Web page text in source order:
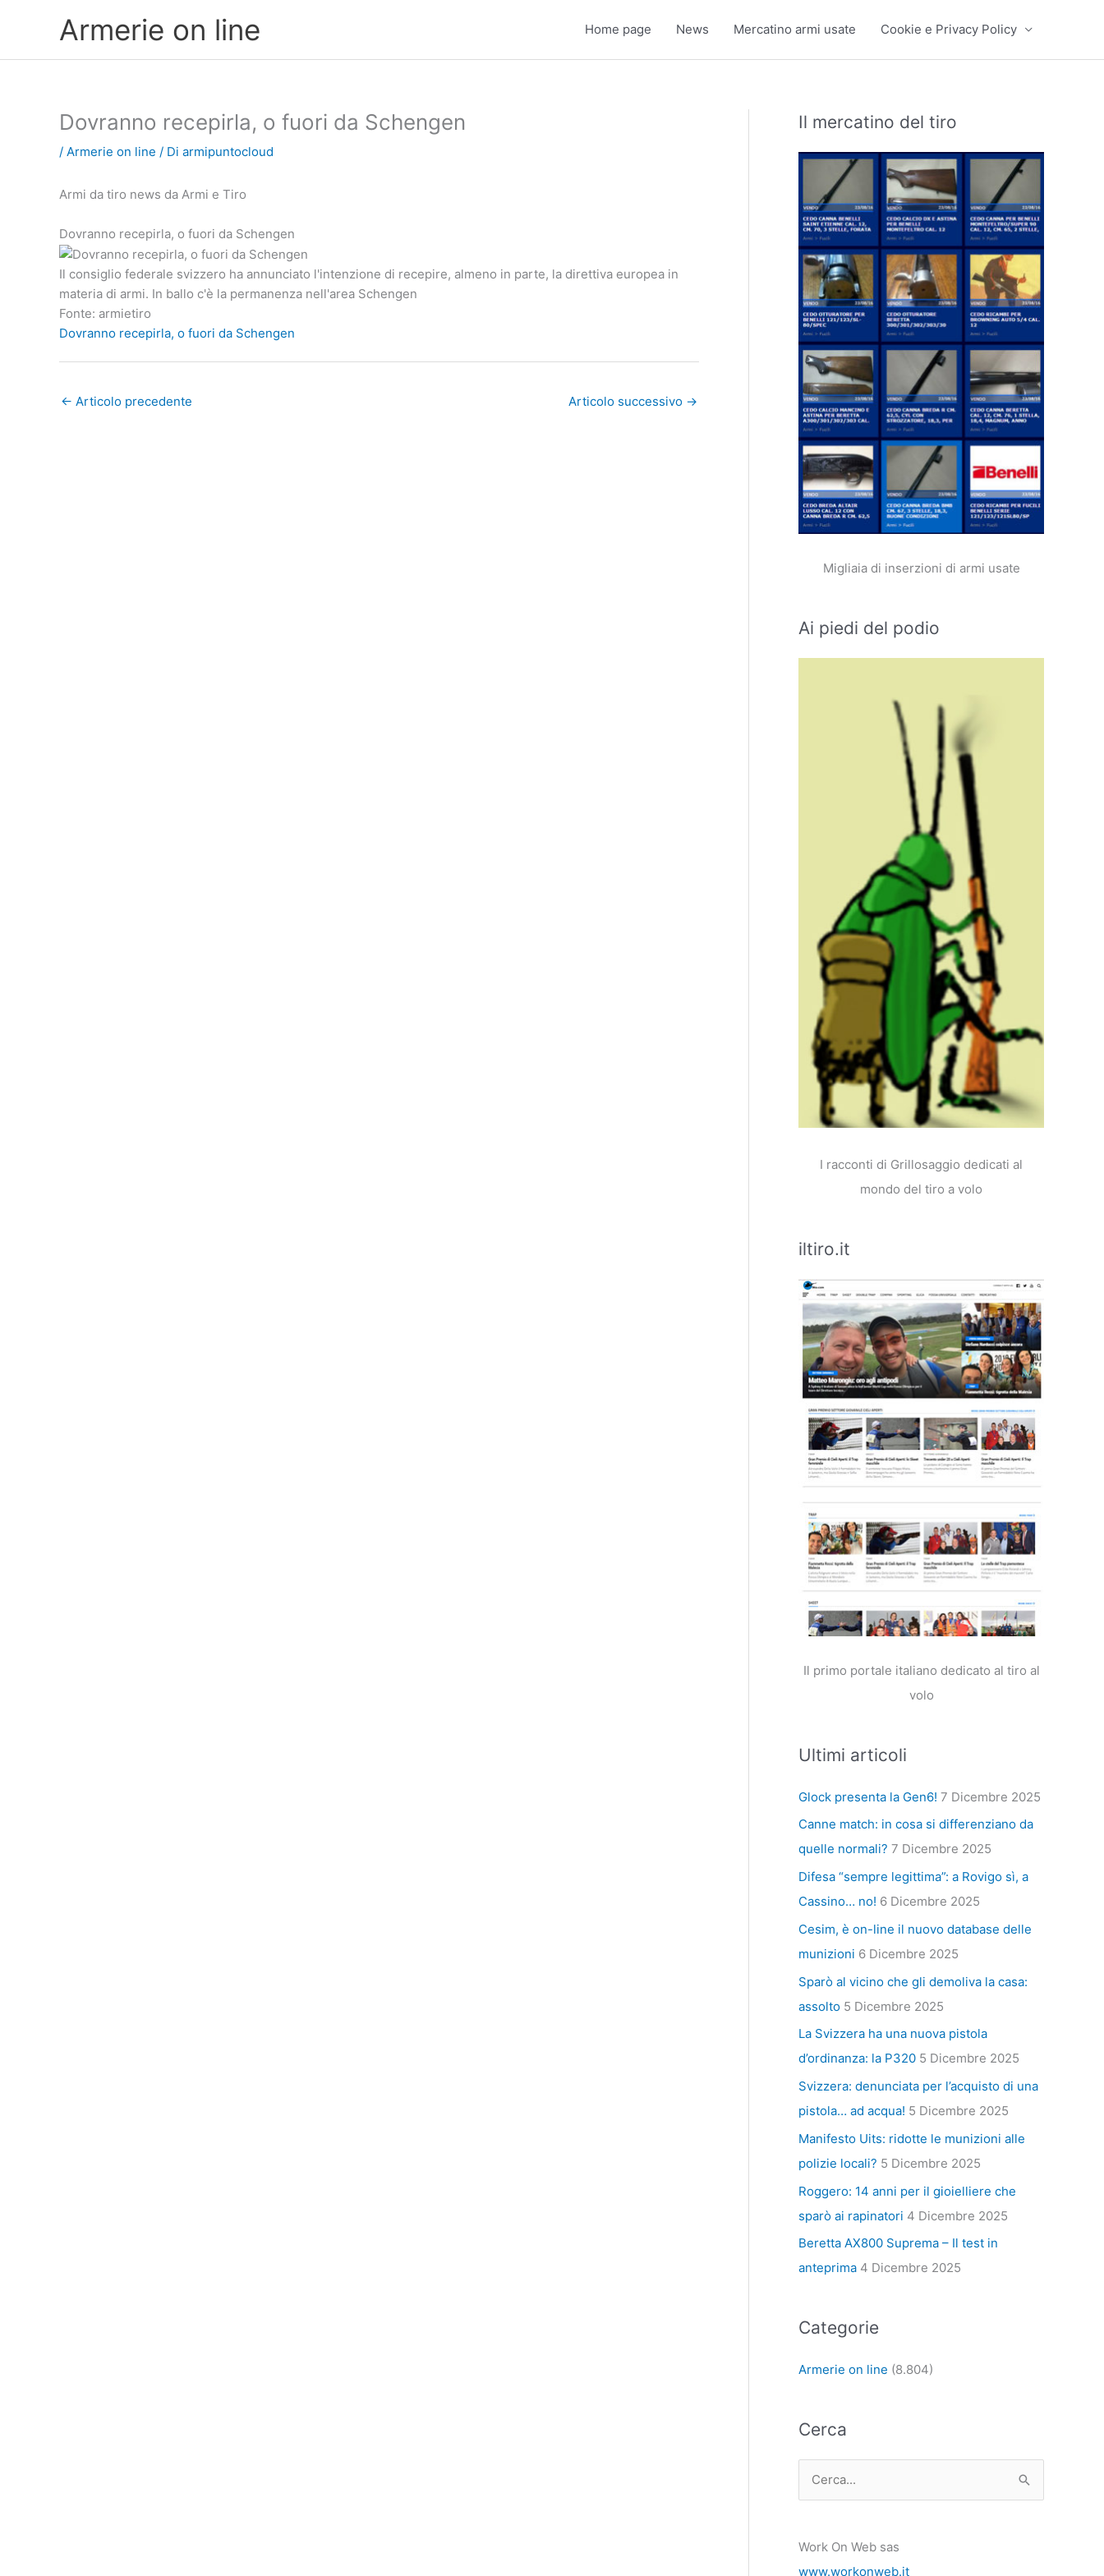
Armerie on line Home page News Mercatino armi usate Cookie e Privacy Policy
Dovranno recepirla, o fuori da Schengen
/ Armerie on line / Di armipuntocloud
Armi da tiro news da Armi e Tiro
Dovranno recepirla, o fuori da Schengen
Il consiglio federale svizzero ha annunciato l'intenzione di recepire, almeno in parte, la direttiva europea in
materia di armi. In ballo c'è la permanenza nell'area Schengen
Fonte: armietiro
Dovranno recepirla, o fuori da Schengen
← Articolo precedente Articolo successivo →
Il mercatino del tiro
Migliaia di inserzioni di armi usate
Ai piedi del podio
I racconti di Grillosaggio dedicati al
mondo del tiro a volo
iltiro.it
Il primo portale italiano dedicato al tiro al
volo
Ultimi articoli
Glock presenta la Gen6! 7 Dicembre 2025
Canne match: in cosa si differenziano da
quelle normali? 7 Dicembre 2025
Difesa “sempre legittima”: a Rovigo sì, a
Cassino… no! 6 Dicembre 2025
Cesim, è on-line il nuovo database delle
munizioni 6 Dicembre 2025
Sparò al vicino che gli demoliva la casa:
assolto 5 Dicembre 2025
La Svizzera ha una nuova pistola
d’ordinanza: la P320 5 Dicembre 2025
Svizzera: denunciata per l’acquisto di una
pistola… ad acqua! 5 Dicembre 2025
Manifesto Uits: ridotte le munizioni alle
polizie locali? 5 Dicembre 2025
Roggero: 14 anni per il gioielliere che
sparò ai rapinatori 4 Dicembre 2025
Beretta AX800 Suprema – Il test in
anteprima 4 Dicembre 2025
Categorie
Armerie on line (8.804)
Cerca
Work On Web sas
www.workonweb.it